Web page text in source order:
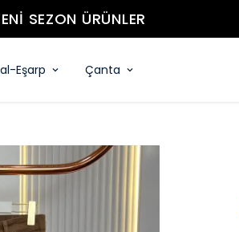
SEZON ÜRÜNLER
Eşarp Çanta